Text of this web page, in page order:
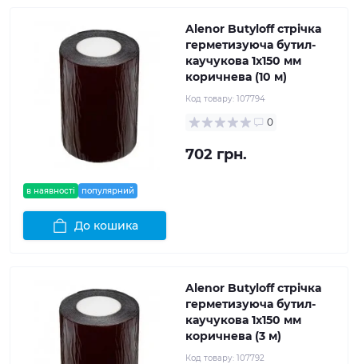
в наявності популярний
Alenor Butyloff стрічка
герметизуюча бутил-
каучукова 1х150 мм
коричнева (10 м)
Код товару: 107794
0
702 грн.
До кошика
Alenor Butyloff стрічка
герметизуюча бутил-
каучукова 1х150 мм
коричнева (3 м)
Код товару: 107792